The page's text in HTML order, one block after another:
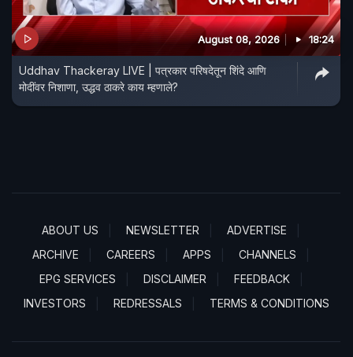
August 08, 2026 18:24
Uddhav Thackeray LIVE | पत्रकार परिषदेतून शिंदे आणि
मोदींवर निशाणा, उद्धव ठाकरे काय म्हणाले?
ABOUT US NEWSLETTER
ADVERTISE
ARCHIVE
CAREERS APPS
CHANNELS
EPG SERVICES
DISCLAIMER
FEEDBACK
INVESTORS
REDRESSALS TERMS & CONDITIONS